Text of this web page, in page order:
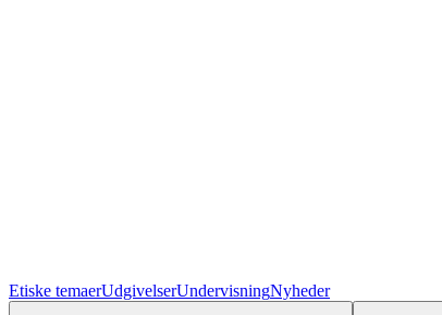
Etiske temaerUdgivelserUndervisningNyheder